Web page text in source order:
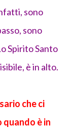
sono
sono
Spirito Santo
è in alto.
che ci
è in